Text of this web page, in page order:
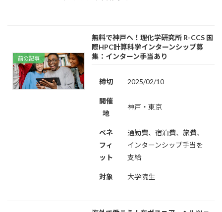
前の記事
無料で神戸へ！理化学研究所 R-CCS 国
際HPC計算科学インターンシップ募
集：インターン手当あり
締切 2025/02/10
開催
地
神戸・東京
ベネ
フィ
ット
通勤費、宿泊費、旅費、
インターンシップ手当を
支給
対象 大学院生